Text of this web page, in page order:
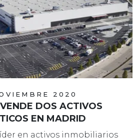
2020
DOS ACTIVOS
EN MADRID
en activos inmobiliarios